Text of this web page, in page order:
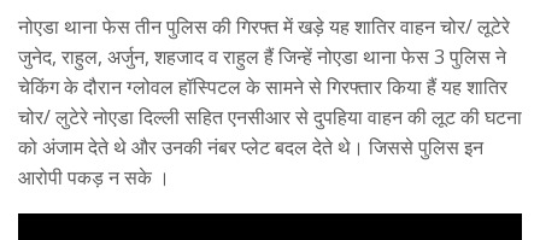
नोएडा थाना फेस तीन पुलिस की गिरफ्त में खड़े यह शातिर वाहन चोर/ लूटेरे
जुनेद, राहुल, अर्जुन, शहजाद व राहुल हैं जिन्हें नोएडा थाना फेस 3 पुलिस ने
चेकिंग के दौरान ग्लोवल हॉस्पिटल के सामने से गिरफ्तार किया हैं यह शातिर
चोर/ लुटेरे नोएडा दिल्ली सहित एनसीआर से दुपहिया वाहन की लूट की घटना
को अंजाम देते थे और उनकी नंबर प्लेट बदल देते थे। जिससे पुलिस इन
आरोपी पकड़ न सके ।